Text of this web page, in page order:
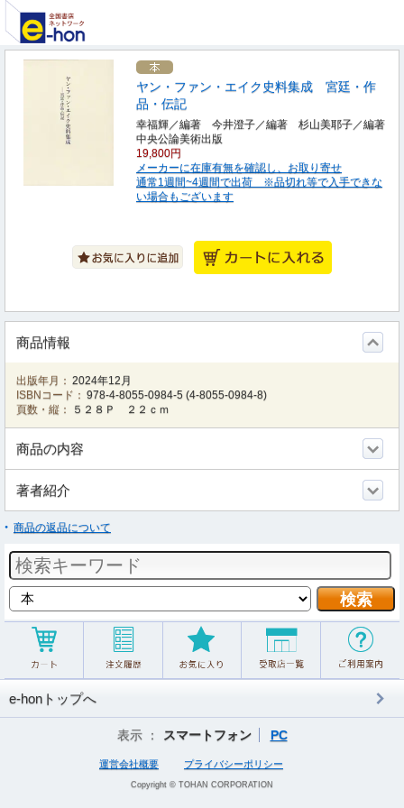
ヤン・ファン・エイク史料集成 宮廷・作
品・伝記
幸福輝／編著 今井澄子／編著 杉山美耶子／編著
中央公論美術出版
19,800円
メーカーに在庫有無を確認し、お取り寄せ
通常1週間~4週間で出荷 ※品切れ等で入手できな
い場合もございます
商品情報
出版年月： 2024年12月
ISBNコード： 978-4-8055-0984-5 (4-8055-0984-8)
頁数・縦：
５２８Ｐ ２２ｃｍ
商品の内容
著者紹介
商品の返品について
e-honトップへ
表示 ： スマートフォン PC
運営会社概要 プライバシーポリシー
Copyright © TOHAN CORPORATION